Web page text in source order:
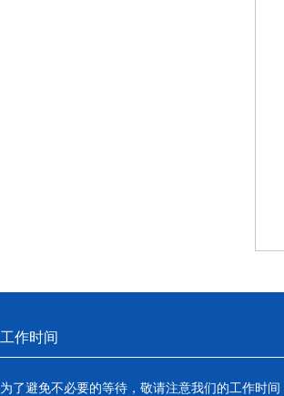
工作时间
为了避免不必要的等待，敬请注意我们的工作时